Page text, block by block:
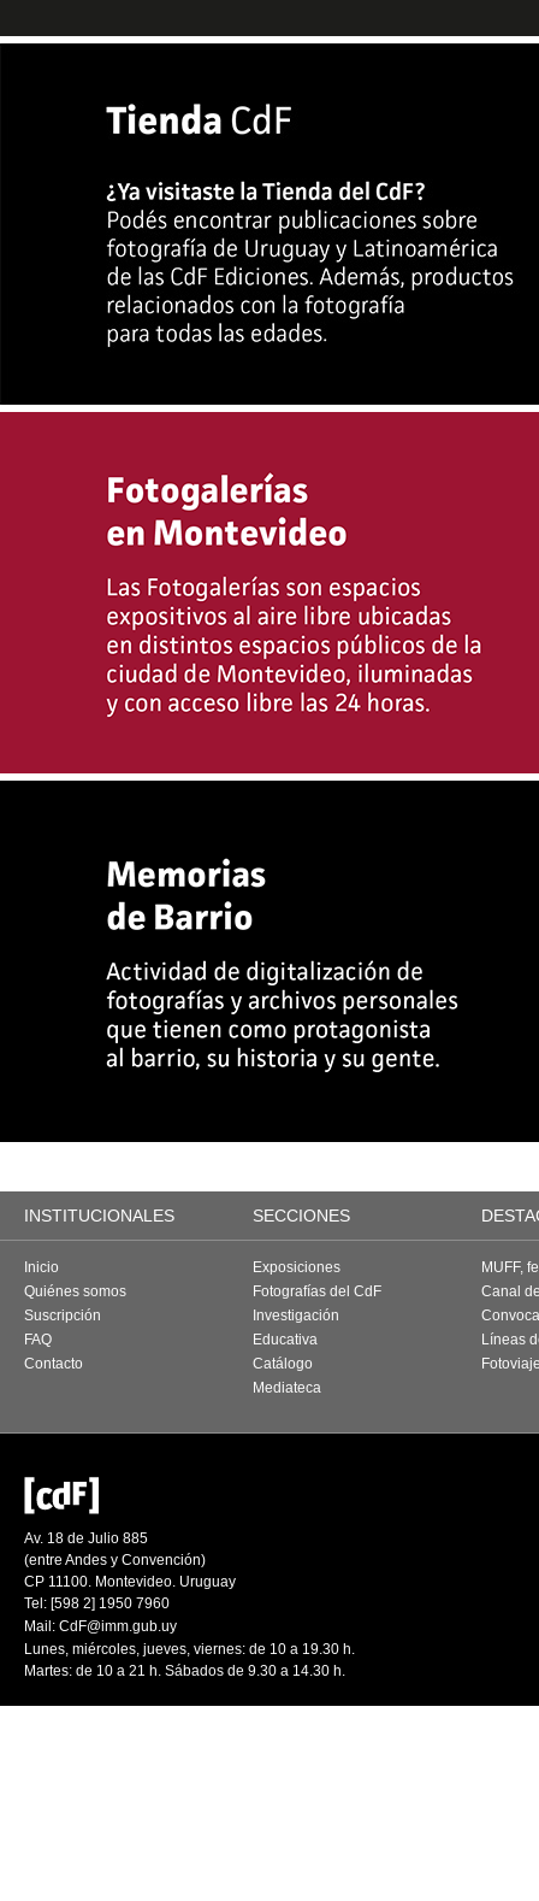
INSTITUCIONALES SECCIONES
Inicio
Quiénes somos
Suscripción
FAQ
Contacto
Exposiciones
Fotografías del CdF
Investigación
Educativa
Catálogo
Mediateca
MUFF,
Canal
Líneas
Av. 18 de Julio 885
(entre Andes y Convención)
CP 11100. Montevideo. Uruguay
Tel: [598 2] 1950 7960
Mail: CdF@imm.gub.uy
Lunes, miércoles, jueves, viernes: de 10 a 19.30 h.
Martes: de 10 a 21 h. Sábados de 9.30 a 14.30 h.